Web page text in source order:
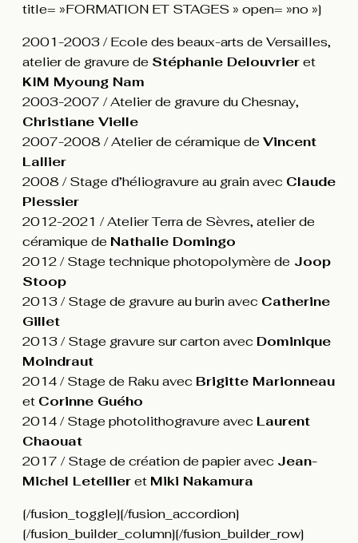
title= »FORMATION ET STAGES » open= »no »]
2001-2003 / Ecole des beaux-arts de Versailles,
atelier de gravure de Stéphanie Delouvrieret
KIM Myoung Nam
2003-2007 / Atelier de gravure du Chesnay,
Christiane Vielle
2007-2008 / Atelier de céramique deVincent
Lallier
2008 / Stage d’héliogravure au grain avec Claude
Plessier
2012-2021 / Atelier Terra de Sèvres, atelier de
céramique de Nathalie Domingo
2012 / Stage technique photopolymère de Joop
Stoop
2013 / Stage de gravure au burin avec Catherine
Gillet
2013 / Stage gravure sur carton avec Dominique
Moindraut
2014 / Stage de Raku avec Brigitte Marionneau
et Corinne Guého
2014 / Stage photolithogravure avec Laurent
Chaouat
2017 / Stage de création de papier avec Jean-
Michel Letellieret Miki Nakamura
[/fusion_toggle][/fusion_accordion]
[/fusion_builder_column][/fusion_builder_row]